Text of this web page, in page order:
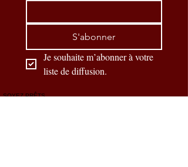
S'abonner
Je souhaite m’abonner à votre
liste de diffusion.
SOYEZ PRÊTS